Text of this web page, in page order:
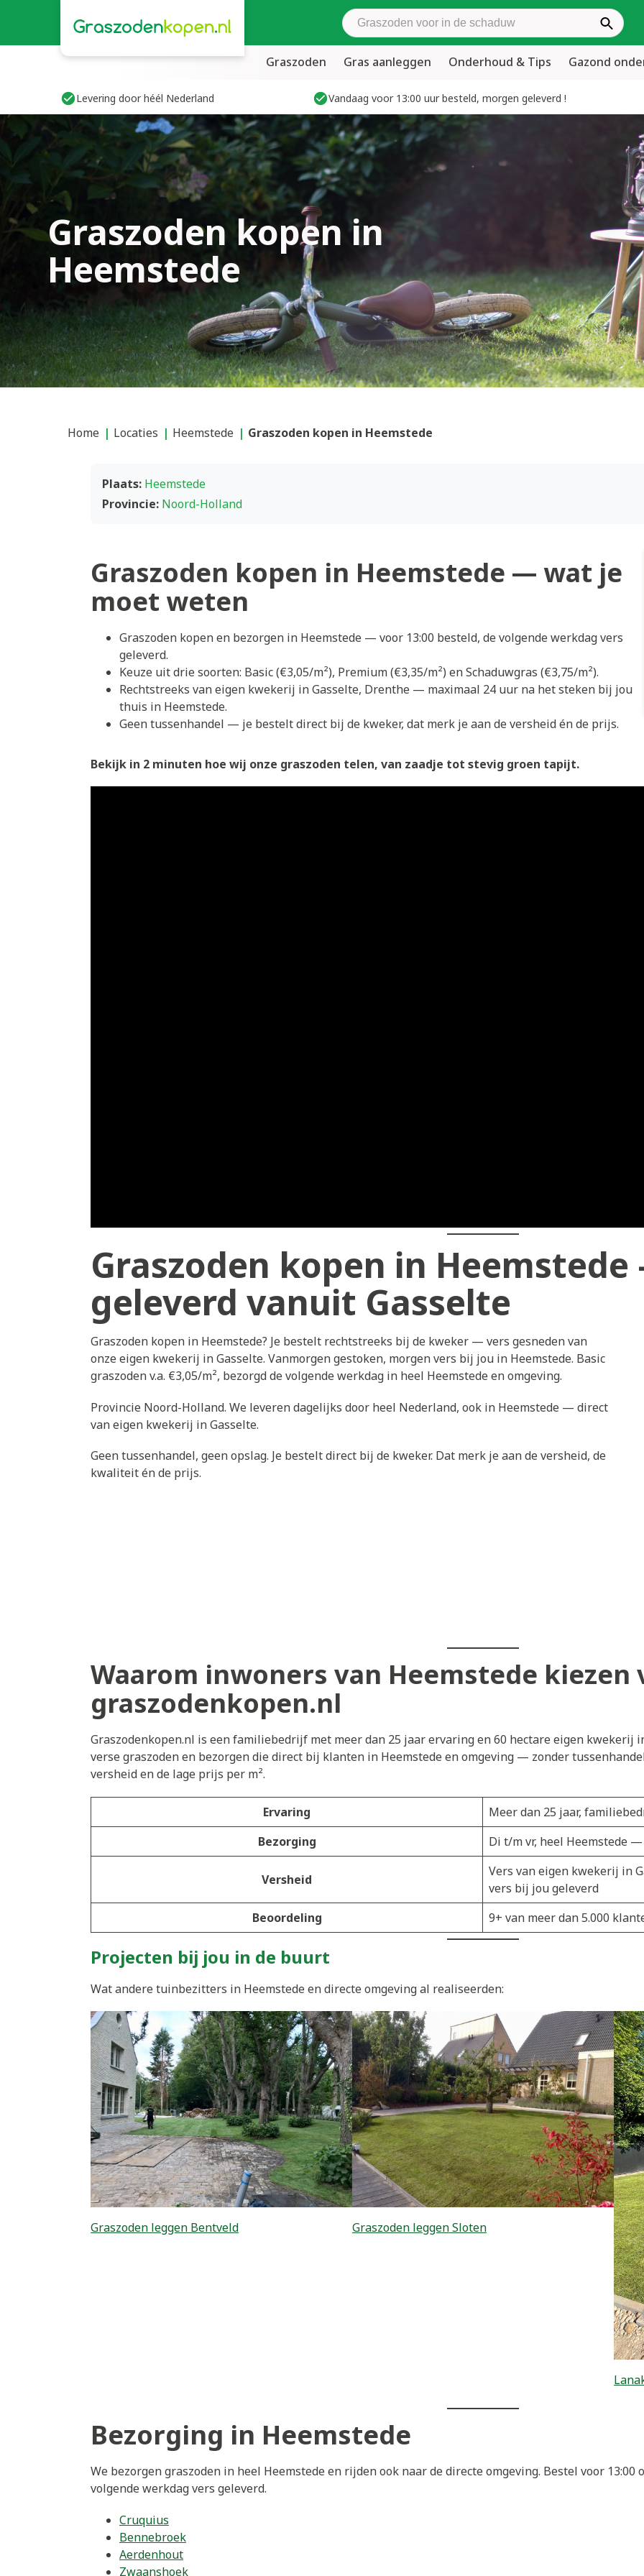
Zoek graszoden
Graszoden Gras aanleggen Onderhoud & Tips Gazond
Levering door héél Nederland Vandaag voor 13:00 uur besteld, morgen geleverd !
Graszoden kopen in
Heemstede
Home Locaties Heemstede Graszoden kopen in Heemstede
Plaats: Heemstede
Provincie: Noord-Holland
Graszoden kopen in Heemstede — wat je
moet weten
Graszoden kopen en bezorgen in Heemstede — voor 13:00 besteld, de volgende werkdag vers
geleverd.
Keuze uit drie soorten: Basic (€3,05/m²), Premium (€3,35/m²) en Schaduwgras (€3,75/m²).
Rechtstreeks van eigen kwekerij in Gasselte, Drenthe — maximaal 24 uur na het steken bij jou
thuis in Heemstede.
Geen tussenhandel — je bestelt direct bij de kweker, dat merk je aan de versheid én de prijs.
Bekijk in 2 minuten hoe wij onze graszoden telen, van zaadje tot stevig groen tapijt.
Graszoden kopen in
geleverd vanuit Gasselte
Graszoden kopen in Heemstede? Je bestelt rechtstreeks bij de kweker — vers gesneden van
onze eigen kwekerij in Gasselte. Vanmorgen gestoken, morgen vers bij jou in Heemstede. Basic
graszoden v.a. €3,05/m², bezorgd de volgende werkdag in heel Heemstede en omgeving.
Provincie Noord-Holland. We leveren dagelijks door heel Nederland, ook in Heemstede — direct
van eigen kwekerij in Gasselte.
Geen tussenhandel, geen opslag. Je bestelt direct bij de kweker. Dat merk je aan de versheid, de
kwaliteit én de prijs.
Waarom inwoners van Heemstede kiezen
graszodenkopen.nl
Graszodenkopen.nl is een familiebedrijf met meer dan 25 jaar ervaring en 60 hectare eigen kwekerij
verse graszoden en bezorgen die direct bij klanten in Heemstede en omgeving — zonder
versheid en de lage prijs per m².
Ervaring
Meer dan 25 jaar,
Bezorging
Di t/m vr, heel Heemstede
Versheid
Vers van eigen kwekerij in
vers bij jou geleverd
Beoordeling
9+ van meer dan 5.000
Projecten bij jou in de buurt
Wat andere tuinbezitters in Heemstede en directe omgeving al realiseerden:
Graszoden leggen Bentveld Graszoden leggen Sloten
Bezorging in Heemstede
We bezorgen graszoden in heel Heemstede en rijden ook naar de directe omgeving. Bestel voor 13:00
volgende werkdag vers geleverd.
Cruquius
Bennebroek
Aerdenhout
Zwaanshoek